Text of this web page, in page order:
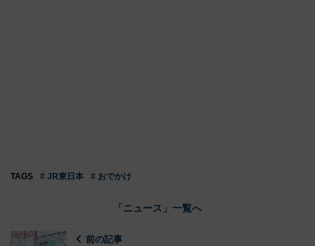
TAGS # JR東日本 # おでかけ
「ニュース」一覧へ
前の記事